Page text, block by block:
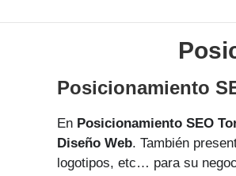
Posicionamiento
En Posicionamiento SEO
Diseño Web. También
logotipos, etc… para su